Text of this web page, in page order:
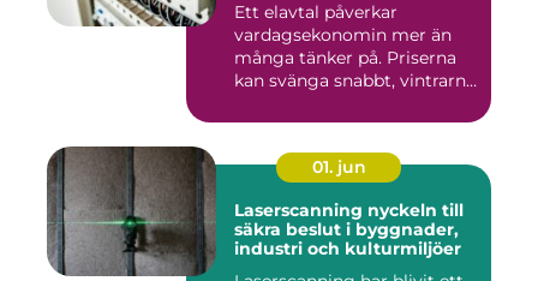
Ett elavtal påverkar
vardagsekonomin mer än
många tänker på. Priserna
kan svänga snabbt, vintrarna
01. jun
Laserscanning nyckeln till
säkra beslut i byggnader,
industri och kulturmiljöer